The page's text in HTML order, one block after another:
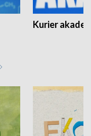
Kurier